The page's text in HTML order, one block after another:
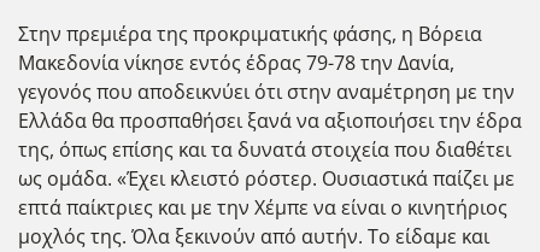
Στην πρεμιέρα της προκριματικής φάσης, η Βόρεια
Μακεδονία νίκησε εντός έδρας 79-78 την Δανία,
γεγονός που αποδεικνύει ότι στην αναμέτρηση με την
Ελλάδα θα προσπαθήσει ξανά να αξιοποιήσει την έδρα
της, όπως επίσης και τα δυνατά στοιχεία που διαθέτει
ως ομάδα. «Έχει κλειστό ρόστερ. Ουσιαστικά παίζει με
επτά παίκτριες και με την Χέμπε να είναι ο κινητήριος
μοχλός της. Όλα ξεκινούν από αυτήν. Το είδαμε και